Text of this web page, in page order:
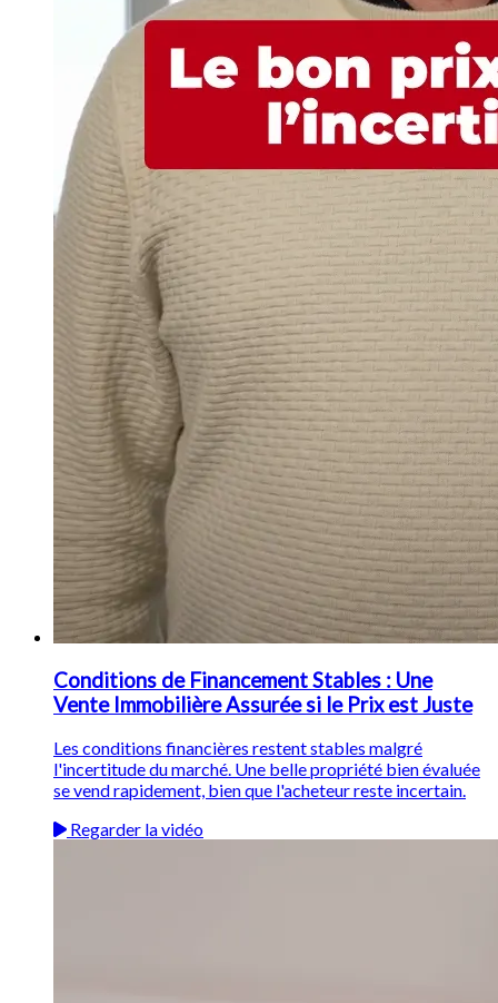
Conditions de Financement Stables : Une
Vente Immobilière Assurée si le Prix est Juste
Les conditions financières restent stables malgré
l'incertitude du marché. Une belle propriété bien évaluée
se vend rapidement, bien que l'acheteur reste incertain.
Regarder la vidéo